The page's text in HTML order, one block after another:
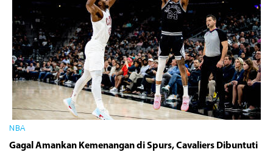
NBA
Gagal Amankan Kemenangan di Spurs, Cavaliers Dibuntuti